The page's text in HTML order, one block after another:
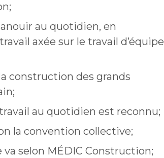
au quotidien, en
axée sur le travail d’équipe
construction des grands
au quotidien est reconnu;
la convention collective;
va selon MÉDIC Construction;